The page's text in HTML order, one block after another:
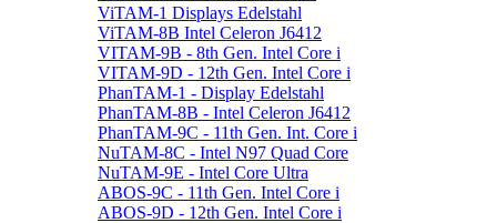
ViTAM-1 Displays Edelstahl
ViTAM-8B Intel Celeron J6412
VITAM-9B - 8th Gen. Intel Core i
VITAM-9D - 12th Gen. Intel Core i
PhanTAM-1 - Display Edelstahl
PhanTAM-8B - Intel Celeron J6412
PhanTAM-9C - 11th Gen. Int. Core i
NuTAM-8C - Intel N97 Quad Core
NuTAM-9E - Intel Core Ultra
ABOS-9C - 11th Gen. Intel Core i
ABOS-9D - 12th Gen. Intel Core i